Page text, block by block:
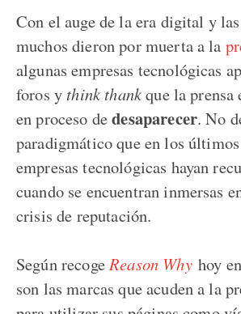
Con el auge de la era digital y
muchos dieron por muerta a la
algunas empresas tecnológicas
foros y think thankque la prensa
en proceso dedesaparecer. No
paradigmático que en los últimos
empresas tecnológicas hayan
cuando se encuentran inmersas
crisis de reputación.
Según recogeReason Whyhoy
son las marcas que acuden a la